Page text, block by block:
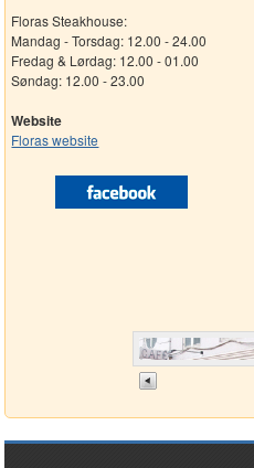
Floras Steakhouse:
Mandag - Torsdag: 12.00 - 24.00
Fredag & Lørdag: 12.00 - 01.00
Søndag: 12.00 - 23.00
Website
Floras website